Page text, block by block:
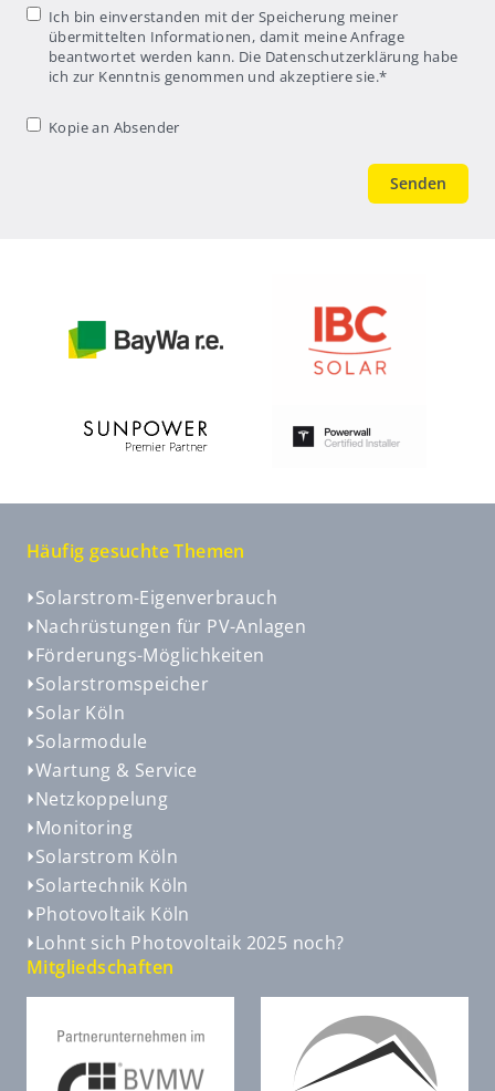
Einwilligung*
Ich bin einverstanden mit der Speicherung meiner
übermittelten Informationen, damit meine Anfrage
beantwortet werden kann. Die Datenschutzerklärung habe
ich zur Kenntnis genommen und akzeptiere sie.*
Kopie an
Kopie an Absender
Häufig gesuchte Themen
Solarstrom-Eigenverbrauch
Nachrüstungen für PV-Anlagen
Förderungs-Möglichkeiten
Solarstromspeicher
Solar Köln
Solarmodule
Wartung & Service
Netzkoppelung
Monitoring
Solarstrom Köln
Solartechnik Köln
Photovoltaik Köln
Lohnt sich Photovoltaik 2025 noch?
Mitgliedschaften